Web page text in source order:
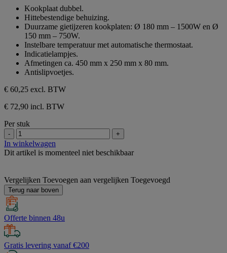
sterren.
Kookplaat dubbel.
Hittebestendige behuizing.
Duurzame gietijzeren kookplaten: Ø 180 mm – 1500W en Ø
150 mm – 750W.
Instelbare temperatuur met automatische thermostaat.
Indicatielampjes.
Afmetingen ca. 450 mm x 250 mm x 80 mm.
Antislipvoetjes.
€ 60,25 excl. BTW
€ 72,90 incl. BTW
Per stuk
- +
In winkelwagen
Dit artikel is momenteel niet beschikbaar
Vergelijken Toevoegen aan vergelijken Toegevoegd
Terug naar boven
Offerte binnen 48u
Gratis levering vanaf €200